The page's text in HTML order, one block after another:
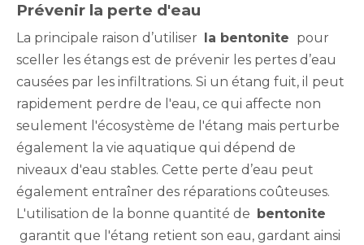
Prévenir la perte d'eau
La principale raison d’utiliser la bentonite pour
sceller les étangs est de prévenir les pertes d’eau
causées par les infiltrations. Si un étang fuit, il peut
rapidement perdre de l'eau, ce qui affecte non
seulement l'écosystème de l'étang mais perturbe
également la vie aquatique qui dépend de
niveaux d'eau stables. Cette perte d’eau peut
également entraîner des réparations coûteuses.
L'utilisation de la bonne quantité de bentonite
garantit que l'étang retient son eau, gardant ainsi